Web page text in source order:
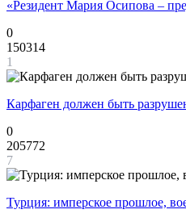
«Резидент Мария Осипова –
0
150314
1
Карфаген должен быть
0
205772
7
Турция: имперское прошлое,